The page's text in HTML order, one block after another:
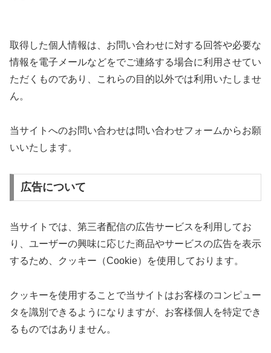
取得した個人情報は、お問い合わせに対する回答や必要な
情報を電子メールなどをでご連絡する場合に利用させてい
ただくものであり、これらの目的以外では利用いたしませ
ん。
当サイトへのお問い合わせは問い合わせフォームからお願
いいたします。
広告について
当サイトでは、第三者配信の広告サービスを利用してお
り、ユーザーの興味に応じた商品やサービスの広告を表示
するため、クッキー（Cookie）を使用しております。
クッキーを使用することで当サイトはお客様のコンピュー
タを識別できるようになりますが、お客様個人を特定でき
るものではありません。